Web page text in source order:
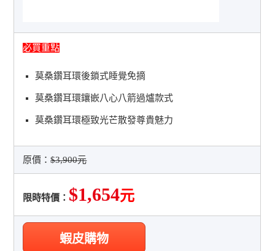
必買重點
莫桑鑽耳環後鎖式睡覺免摘
莫桑鑽耳環鑲嵌八心八箭過爐款式
莫桑鑽耳環極致光芒散發尊貴魅力
原價：$3,900元
限時特價： $1,654元
蝦皮購物